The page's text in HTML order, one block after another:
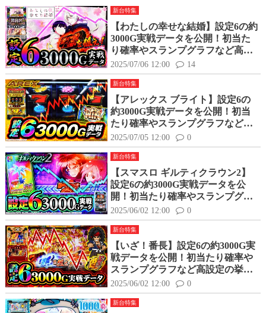
新台特集
【わたしの幸せな結婚】設定6の約
3000G実戦データを公開！初当た
り確率やスランプグラフなど高設
定の挙動はどんな感じ？
2025/07/06 12:00 14
新台特集
【アレックス ブライト】設定6の
約3000G実戦データを公開！初当
たり確率やスランプグラフなど高
設定の挙動はどんな感じ？
2025/07/05 12:00 0
新台特集
【スマスロ ギルティクラウン2】
設定6の約3000G実戦データを公
開！初当たり確率やスランプグラ
フなど高設定の挙動はどんな感
じ？
2025/06/02 12:00 0
新台特集
【いざ！番長】設定6の約3000G実
戦データを公開！初当たり確率や
スランプグラフなど高設定の挙動
はどんな感じ？
2025/06/02 12:00 0
新台特集